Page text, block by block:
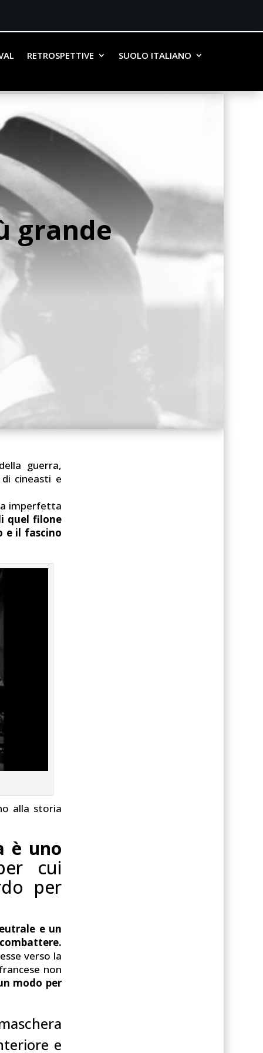
RETROSPETTIVE SUOLO ITALIANO
grande
guerra,
cineasti e
imperfetta
quel filone
e il fascino
alla storia
è uno
cui
per
e un
verso la
non
modo per
e